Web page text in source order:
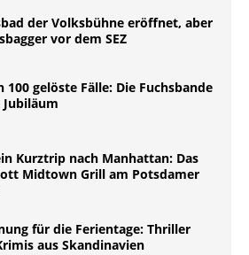
der Volksbühne eröffnet, aber
vor dem SEZ
100 gelöste Fälle: Die Fuchsbande
Kurztrip nach Manhattan: Das
Midtown Grill am Potsdamer
für die Ferientage: Thriller
aus Skandinavien